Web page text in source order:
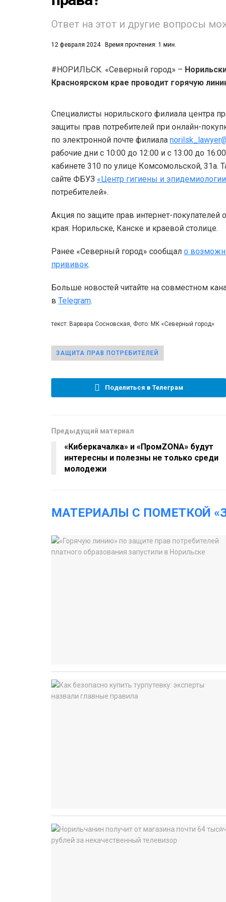
Ответ на этот и другие вопросы
12 февраля 2024 Время прочтения: 1 мин.
#НОРИЛЬСК. «Северный город» –
Красноярском крае проводит горячую
Специалисты норильского филиала центра
защиты прав потребителей при онлайн-
по электронной почте филиала
рабочие дни с 10:00 до 12:00 и с 13:00 до
кабинете 310 по улице Комсомольской,
сайте ФБУЗ «Центр гигиены и
потребителей».
Акция по защите прав интернет-
края: Норильске, Канске и краевой столице.
Ранее «Северный город» сообщал о
прививок.
Больше новостей читайте на совместном
в Telegram.
текст: Варвара Сосновская, Фото: МК «Северный город»
ЗАЩИТА ПРАВ ПОТРЕБИТЕЛЕЙ
Поделиться в Телеграм
Предыдущий материал
«Киберкачалка» и «ПромZONA» будут
интересны и полезны не только среди
молодежи
МАТЕРИАЛЫ С ПОМЕТКОЙ